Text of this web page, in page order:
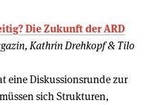
Die Zukunft der ARD
Kathrin Drehkopf & Tilo
eine Diskussionsrunde zur
sich Strukturen,